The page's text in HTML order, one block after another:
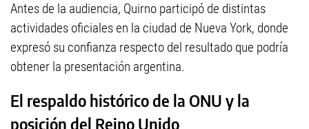
Antes de la audiencia, Quirno participó de distintas
actividades oficiales en la ciudad de Nueva York, donde
expresó su confianza respecto del resultado que podría
obtener la presentación argentina.
El respaldo histórico de la ONU y la
posición del Reino Unido